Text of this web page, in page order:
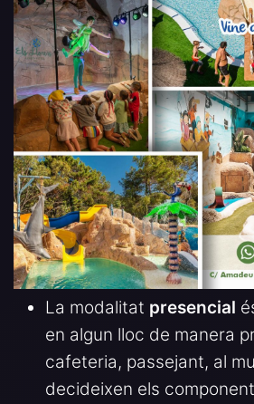
La modalitat presencial
en algun lloc de manera
cafeteria, passejant, al
decideixen els